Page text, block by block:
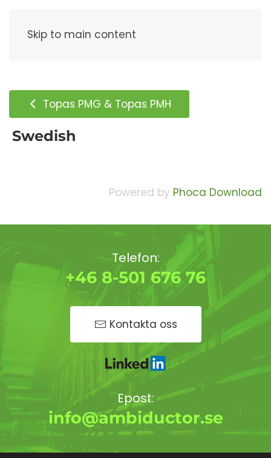
Skip to main content
Topas PMG & Topas PMH
Swedish
Powered by Phoca Download
Telefon:
+46 8-501 676 76
Kontakta oss
Epost:
info@ambiductor.se